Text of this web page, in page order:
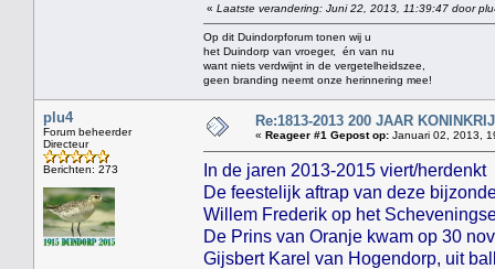
« Laatste verandering: Juni 22, 2013, 11:39:47 door
Op dit Duindorpforum tonen wij u
het Duindorp van vroeger, én van nu
want niets verdwijnt in de vergetelheidszee,
geen branding neemt onze herinnering mee!
plu4
Forum beheerder
Directeur
Berichten: 273
Re:1813-2013 200 JAAR
« Reageer #1 Gepost op: Januari 02, 2013,
In de jaren 2013-2015 viert/
De feestelijk aftrap van deze
Willem Frederik op het
De Prins van Oranje kwam op 30
Gijsbert Karel van Hogendorp, uit